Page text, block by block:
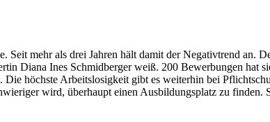
mehr als drei Jahren hält damit der Negativtrend an.
Diana Ines Schmidberger weiß. 200 Bewerbungen hat
höchste Arbeitslosigkeit gibt es weiterhin bei
wird, überhaupt einen Ausbildungsplatz zu